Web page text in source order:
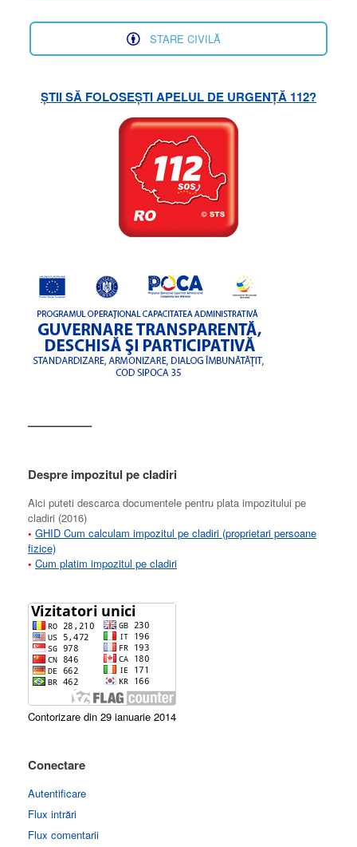
STARE CIVILĂ
ȘTII SĂ FOLOSEȘTI APELUL DE URGENȚĂ 112?
––––––––––
Despre impozitul pe cladiri
Aici puteti descarca documentele pentru plata impozitului pe
cladiri (2016)
• GHID Cum calculam impozitul pe cladiri (proprietari persoane
fizice)
• Cum platim impozitul pe cladiri
Contorizare din 29 ianuarie 2014
Conectare
Autentificare
Flux intrări
Flux comentarii